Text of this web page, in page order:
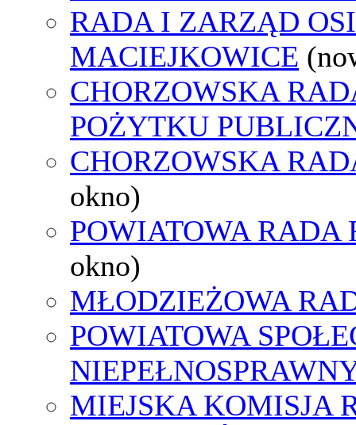
RADA I ZARZĄD
MACIEJKOWICE
CHORZOWSKA
POŻYTKU
CHORZOWSKA
okno)
POWIATOWA RADA
okno)
MŁODZIEŻOWA
POWIATOWA
MIEJSKA KOMISJA